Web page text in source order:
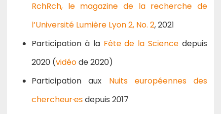
RchRch, le magazine de la recherche de
l’Université Lumière Lyon 2, No. 2, 2021
Participation à la Fête de la Science depuis
2020 (vidéode 2020)
Participation aux Nuits européennes des
chercheur·esdepuis 2017